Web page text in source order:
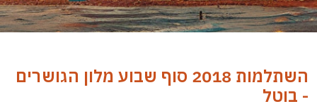
השתלמות 2018 סוף שבוע מלון הגושרים
- בוטל